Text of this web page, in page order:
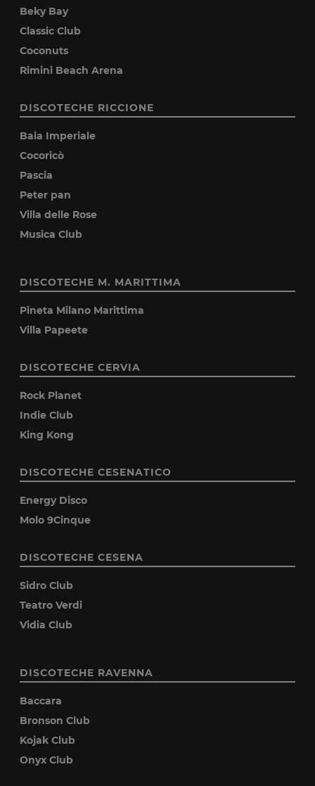
Beky Bay
Classic Club
Coconuts
Rimini Beach Arena
DISCOTECHE RICCIONE
Baia Imperiale
Cocoricò
Pascia
Peter pan
Villa delle Rose
Musica Club
DISCOTECHE M. MARITTIMA
Pineta Milano Marittima
Villa Papeete
DISCOTECHE CERVIA
Rock Planet
Indie Club
King Kong
DISCOTECHE CESENATICO
Energy Disco
Molo 9Cinque
DISCOTECHE CESENA
Sidro Club
Teatro Verdi
Vidia Club
DISCOTECHE RAVENNA
Baccara
Bronson Club
Kojak Club
Onyx Club